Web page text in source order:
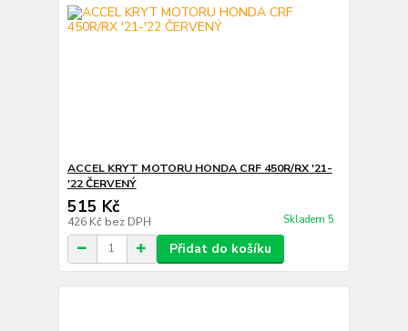
ACCEL KRYT MOTORU HONDA CRF 450R/RX '21-
'22 ČERVENÝ
515 Kč
426 Kč bez DPH Skladem 5
Přidat do košíku